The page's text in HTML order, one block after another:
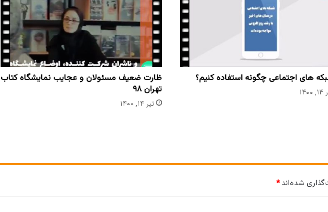
های اجتماعی چگونه استفاده کنیم؟
ظارت ضعیف مسئولان و عجایب نمایشگاه کتاب
تهران ۹۸
تیر ۱۴, ۱۴۰۰
شده‌اند*